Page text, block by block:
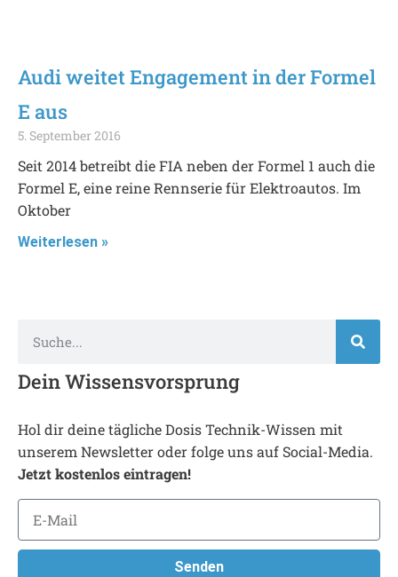
Audi weitet Engagement in der Formel
E aus
5. September 2016
Seit 2014 betreibt die FIA neben der Formel 1 auch die
Formel E, eine reine Rennserie für Elektroautos. Im
Oktober
Weiterlesen »
Dein Wissensvorsprung
Hol dir deine tägliche Dosis Technik-Wissen mit
unserem Newsletter oder folge uns auf Social-Media.
Jetzt kostenlos eintragen!
Senden